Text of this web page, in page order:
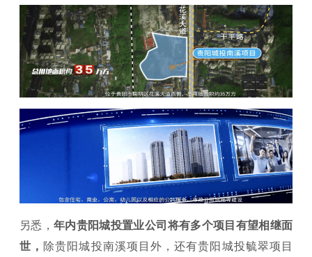
另悉，年内贵阳城投置业公司将有多个项目有望相继面
世， 除贵阳城投南溪项目外，还有贵阳城投毓翠项目